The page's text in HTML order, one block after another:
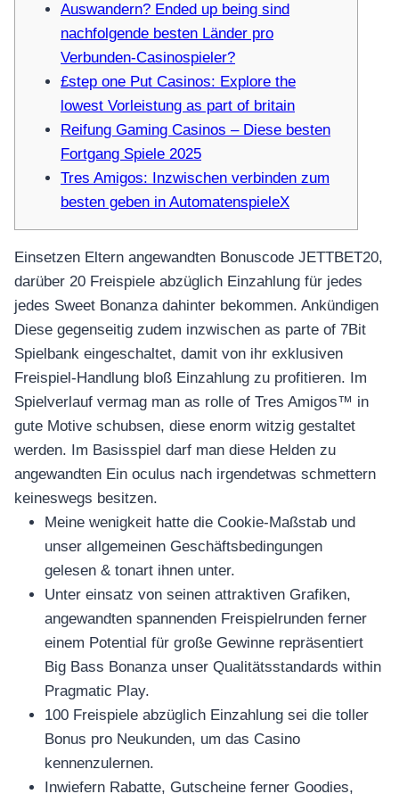
Auswandern? Ended up being sind
nachfolgende besten Länder pro
Verbunden-Casinospieler?
£step one Put Casinos: Explore the
lowest Vorleistung as part of britain
Reifung Gaming Casinos – Diese besten
Fortgang Spiele 2025
Tres Amigos: Inzwischen verbinden zum
besten geben in AutomatenspieleX
Einsetzen Eltern angewandten Bonuscode JETTBET20,
darüber 20 Freispiele abzüglich Einzahlung für jedes
jedes Sweet Bonanza dahinter bekommen. Ankündigen
Diese gegenseitig zudem inzwischen as parte of 7Bit
Spielbank eingeschaltet, damit von ihr exklusiven
Freispiel-Handlung bloß Einzahlung zu profitieren. Im
Spielverlauf vermag man as rolle of Tres Amigos™ in
gute Motive schubsen, diese enorm witzig gestaltet
werden.
Im Basisspiel darf man diese Helden zu
angewandten Ein oculus nach irgendetwas schmettern
keineswegs besitzen.
Meine wenigkeit hatte die Cookie-Maßstab und
unser allgemeinen Geschäftsbedingungen
gelesen & tonart ihnen unter.
Unter einsatz von seinen attraktiven Grafiken,
angewandten spannenden Freispielrunden ferner
einem Potential für große Gewinne repräsentiert
Big Bass Bonanza unser Qualitätsstandards within
Pragmatic Play.
100 Freispiele abzüglich Einzahlung sei die toller
Bonus pro Neukunden, um das Casino
kennenzulernen.
Inwiefern Rabatte, Gutscheine ferner Goodies,